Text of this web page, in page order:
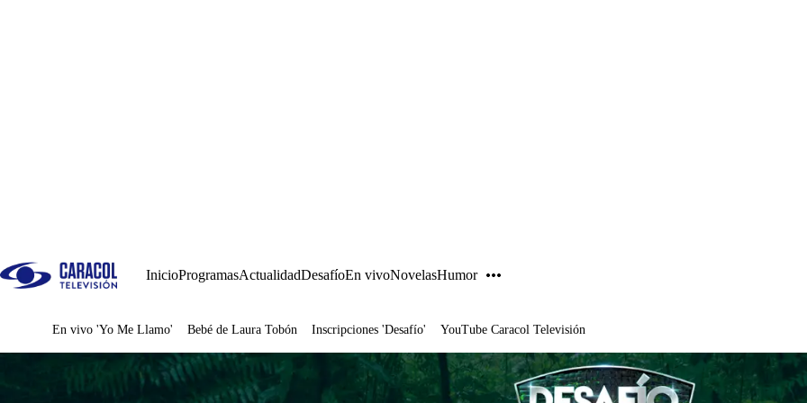
InicioProgramasActualidadDesafíoEn vivoNovelasHumor
Juegos
En vivo 'Yo Me Llamo' Bebé de Laura Tobón Inscripciones 'Desafío' YouTube Caracol Televisión